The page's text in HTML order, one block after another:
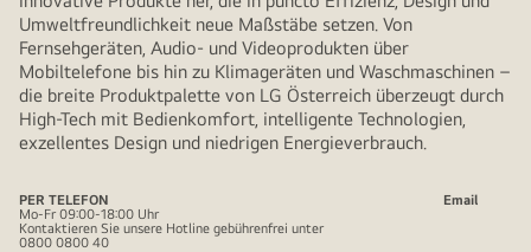
Umweltfreundlichkeit neue Maßstäbe setzen. Von
Fernsehgeräten, Audio- und Videoprodukten über
Mobiltelefone bis hin zu Klimageräten und Waschmaschinen –
die breite Produktpalette von LG Österreich überzeugt durch
High-Tech mit Bedienkomfort, intelligente Technologien,
exzellentes Design und niedrigen Energieverbrauch.
PER TELEFON
Email
Mo-Fr 09:00-18:00 Uhr
Kontaktieren Sie unsere Hotline gebührenfrei unter
0800 0800 40